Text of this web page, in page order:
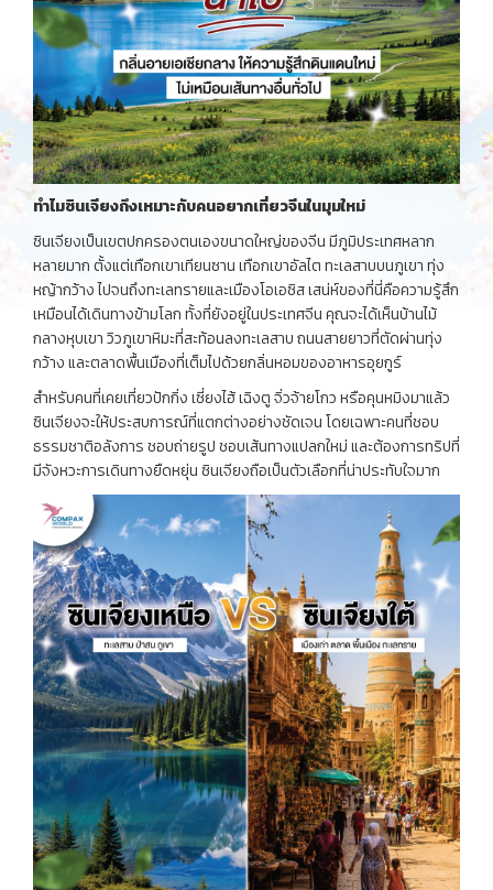
ทำไมซินเจียงถึงเหมาะกับคนอยากเที่ยวจีนในมุมใหม่
ซินเจียงเป็นเขตปกครองตนเองขนาดใหญ่ของจีน มีภูมิประเทศหลาก
หลายมาก ตั้งแต่เทือกเขาเทียนซาน เทือกเขาอัลไต ทะเลสาบบนภูเขา ทุ่ง
หญ้ากว้าง ไปจนถึงทะเลทรายและเมืองโอเอซิส เสน่ห์ของที่นี่คือความรู้สึก
เหมือนได้เดินทางข้ามโลก ทั้งที่ยังอยู่ในประเทศจีน คุณจะได้เห็นบ้านไม้
กลางหุบเขา วิวภูเขาหิมะที่สะท้อนลงทะเลสาบ ถนนสายยาวที่ตัดผ่านทุ่ง
กว้าง และตลาดพื้นเมืองที่เต็มไปด้วยกลิ่นหอมของอาหารอุยกูร์
สำหรับคนที่เคยเที่ยวปักกิ่ง เซี่ยงไฮ้ เฉิงตู จิ่วจ้ายโกว หรือคุนหมิงมาแล้ว
ซินเจียงจะให้ประสบการณ์ที่แตกต่างอย่างชัดเจน โดยเฉพาะคนที่ชอบ
ธรรมชาติอลังการ ชอบถ่ายรูป ชอบเส้นทางแปลกใหม่ และต้องการทริปที่
มีจังหวะการเดินทางยืดหยุ่น ซินเจียงถือเป็นตัวเลือกที่น่าประทับใจมาก